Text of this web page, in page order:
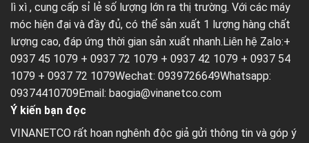
lì xì , cung cấp sỉ lẻ số lượng lớn ra thị trường. Với các máy
móc hiện đại và đầy đủ, có thể sản xuất 1 lượng hàng chất
lượng cao, đáp ứng thời gian sản xuất nhanh.Liên hệ Zalo:+
0937 45 1079 + 0937 72 1079 + 0937 42 1079 + 0937 54
1079 + 0937 72 1079Wechat: 0939726649Whatsapp:
09374410709Email: baogia@vinanetco.com
Ý kiến bạn đọc
VINANETCO rất hoan nghênh độc giả gửi thông tin và góp ý